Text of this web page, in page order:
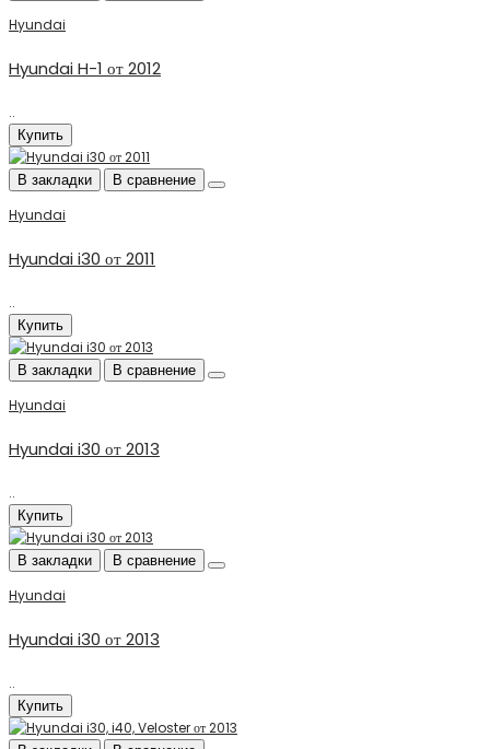
Hyundai
Hyundai H-1 от 2012
..
Купить
В закладки В сравнение
Hyundai
Hyundai i30 от 2011
..
Купить
В закладки В сравнение
Hyundai
Hyundai i30 от 2013
..
Купить
В закладки В сравнение
Hyundai
Hyundai i30 от 2013
..
Купить